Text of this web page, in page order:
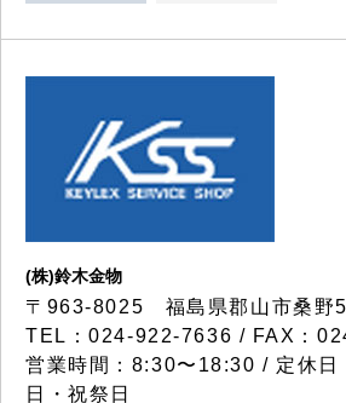
(株)鈴木金物
〒963-8025 福島県郡山市桑野
TEL：024-922-7636 / FAX：
営業時間：8:30〜18:30 / 定休日
日・祝祭日